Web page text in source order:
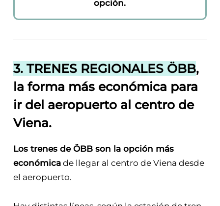
opción.
3. TRENES REGIONALES ÖBB,
la forma más económica para
ir del aeropuerto al centro de
Viena.
Los trenes de ÖBB son la opción más
económicade llegar al centro de Viena desde
el aeropuerto.